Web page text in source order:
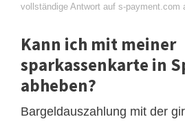
vollständige Antwort auf s-payment.com
Kann ich mit meiner
sparkassenkarte in
abheben?
Bargeldauszahlung mit der